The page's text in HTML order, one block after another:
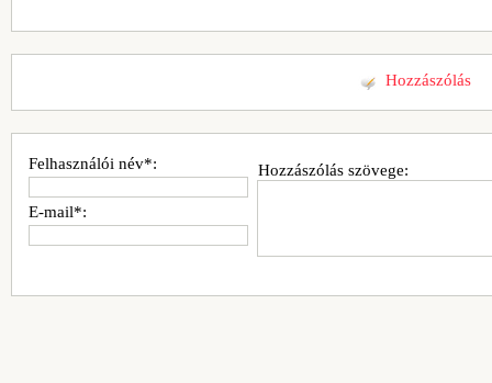
Hozzászólás
Hozzászólás szövege:
Felhasználói név*:
E-mail*: